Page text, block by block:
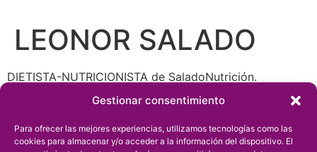
Gestionar consentimiento
Para ofrecer las mejores experiencias, utilizamos tecnologías como las
cookies para almacenar y/o acceder a la información del dispositivo. El
LEONOR SALADO
DIETISTA-NUTRICIONISTA de SaladoNutrición.
Especializada en:
Alimentación en el embarazo y lactancia